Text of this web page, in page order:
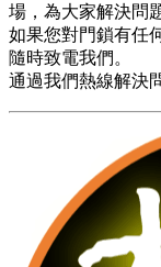
場，為大家解決問
如果您對門鎖有任
隨時致電我們。
通過我們熱線解決